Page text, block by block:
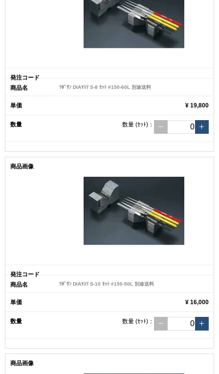
ﾂﾎﾞｻﾝ DIAﾔｽﾘ S-8 ｾｯﾄ #150-60L 別途送料
¥ 19,800
数量 (ｾｯﾄ) ：
ﾂﾎﾞｻﾝ DIAﾔｽﾘ S-10 ｾｯﾄ #150-50L 別途送料
¥ 16,000
数量 (ｾｯﾄ) ：